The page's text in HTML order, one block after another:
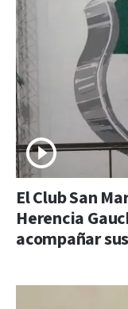
El Club San
Herencia
acompañar